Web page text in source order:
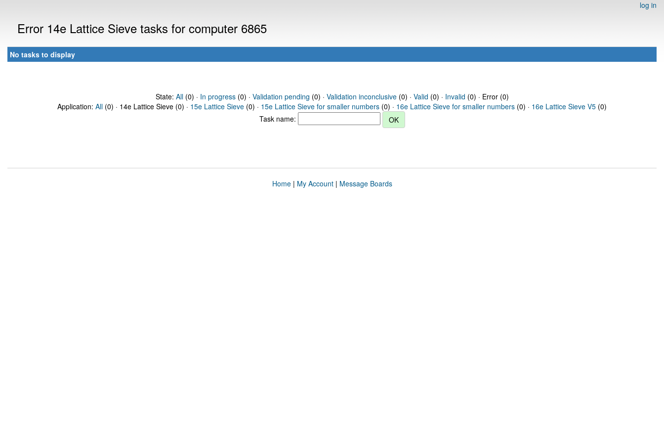
log in
Error 14e Lattice Sieve tasks for computer 6865
No tasks to display
State: All(0) · In progress(0) · Validation pending (0) · Validation inconclusive(0) · Valid (0) · Invalid (0) · Error (0)
Application: All (0) · 14e Lattice Sieve (0) · 15e Lattice Sieve (0) · 15e Lattice Sieve for smaller numbers (0) · 16e Lattice Sieve for smaller numbers (0) · 16e Lattice Sieve V5 (0)
Task name:
Home| My Account| Message Boards